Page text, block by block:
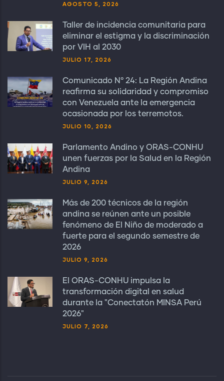
AGOSTO 5, 2026
Taller de incidencia comunitaria para
eliminar el estigma y la discriminación
por VIH al 2030
JULIO 17, 2026
Comunicado N° 24: La Región Andina
reafirma su solidaridad y compromiso
con Venezuela ante la emergencia
ocasionada por los terremotos.
JULIO 10, 2026
Parlamento Andino y ORAS-CONHU
unen fuerzas por la Salud en la Región
Andina
JULIO 9, 2026
Más de 200 técnicos de la región
andina se reúnen ante un posible
fenómeno de El Niño de moderado a
fuerte para el segundo semestre de
2026
JULIO 9, 2026
El ORAS-CONHU impulsa la
transformación digital en salud
durante la "Conectatón MINSA Perú
2026"
JULIO 7, 2026